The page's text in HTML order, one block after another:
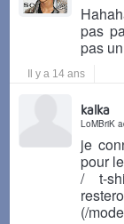
pas
pas
Il y a 14 ans
kalka
LoMBriK
je
pour
/ t-
(/